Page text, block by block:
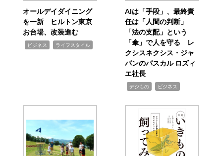
オールデイダイニング
を一新 ヒルトン東京
お台場、改装進む
ビジネス ライフスタイル
AIは「手段」、最終責
任は「人間の判断」
「法の支配」という
「傘」で人を守る レ
クシスネクシス・ジャ
パンのパスカル ロズィ
エ社長
デジもの ビジネス